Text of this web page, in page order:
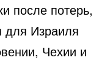
после потерь,
для Израиля
Чехии и